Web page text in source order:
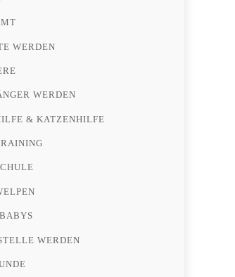
WERDEN
WERDEN
& KATZENHILFE
WERDEN